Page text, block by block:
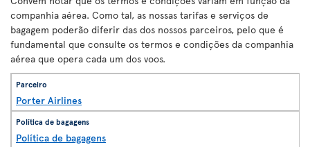
companhia aérea. Como tal, as nossas tarifas e serviços de
bagagem poderão diferir das dos nossos parceiros, pelo que é
fundamental que consulte os termos e condições da companhia
aérea que opera cada um dos voos.
Porter Airlines
Política de bagagens